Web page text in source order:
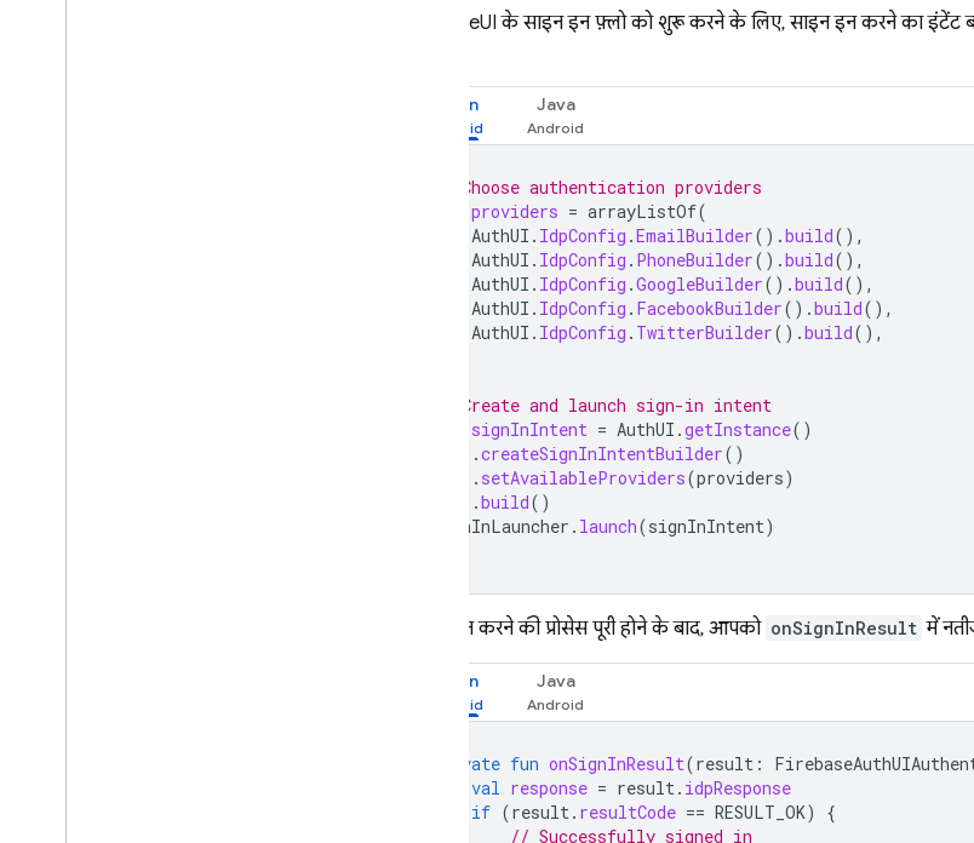
FirebaseUI के साइन इन फ़्लो को शुरू करने के लिए, साइन इन करने का इंटेंट
Kotlin Java
// Choose authentication providers
providers = arrayListOf(
AuthUI . IdpConfig .EmailBuilder().build(),
AuthUI . IdpConfig . PhoneBuilder().build(),
AuthUI . IdpConfig .GoogleBuilder().build(),
AuthUI . IdpConfig . FacebookBuilder().build(),
AuthUI . IdpConfig . TwitterBuilder().build(),
// Create and launch sign-in intent
signInIntent = AuthUI .getInstance()
.createSignInIntentBuilder()
. setAvailableProviders(providers)
.build()
signInLauncher . launch(signInIntent)
साइन-इन करने की प्रोसेस पूरी होने के बाद, आपको onSignInResult में
Kotlin Java
private fun onSignInResult(result :
val response = result. idpResponse
if (result. resultCode == RESULT_OK)
{
// Successfully signed in